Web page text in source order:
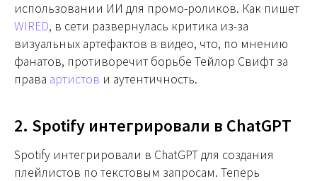
использовании ИИ для промо-роликов. Как пишет
WIRED, в сети развернулась критика из-за
визуальных артефактов в видео, что, по мнению
фанатов, противоречит борьбе Тейлор Свифт за
права артистов и аутентичность.
2. Spotify интегрировали в ChatGPT
Spotify интегрировали в ChatGPT для создания
плейлистов по текстовым запросам. Теперь